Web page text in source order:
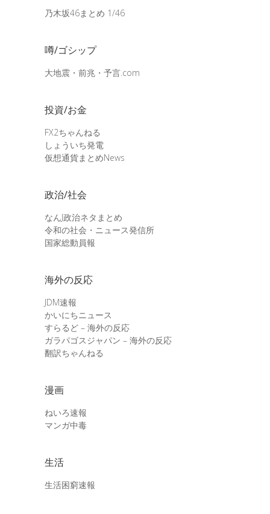
乃木坂46まとめ 1/46
噂/ゴシップ
大地震・前兆・予言.com
投資/お金
FX2ちゃんねる
しょういち発電
仮想通貨まとめNews
政治/社会
なんJ政治ネタまとめ
令和の社会・ニュース発信所
国家総動員報
海外の反応
JDM速報
かいにちニュース
すらるど – 海外の反応
ガラパゴスジャパン – 海外の反応
翻訳ちゃんねる
漫画
ねいろ速報
マンガ中毒
生活
生活困窮速報